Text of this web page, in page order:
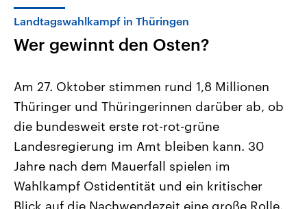
Themen
Landtagswahl Sachsen-Anhalt
2026
Alle Informationen
Sachsen-Anhalt wählt am 6.
September 2026 einen neuen
Landtag. Seit 2021 wird das
Bundesland von einer Koalition aus
USA
Aktuelle Beiträge,
Hintergründe
Wirtschaftlich und
gehören die Vereinigten
mit großem Einfluss auf
Landtagswahlkampf in Thüringen
Wer gewinnt den Osten?
Am 27. Oktober stimmen rund 1,8 Millionen
Thüringer und Thüringerinnen darüber ab, ob
die bundesweit erste rot-rot-grüne
Landesregierung im Amt bleiben kann. 30
Jahre nach dem Mauerfall spielen im
Wahlkampf Ostidentität und ein kritischer
Blick auf die Nachwendezeit eine große Rolle.